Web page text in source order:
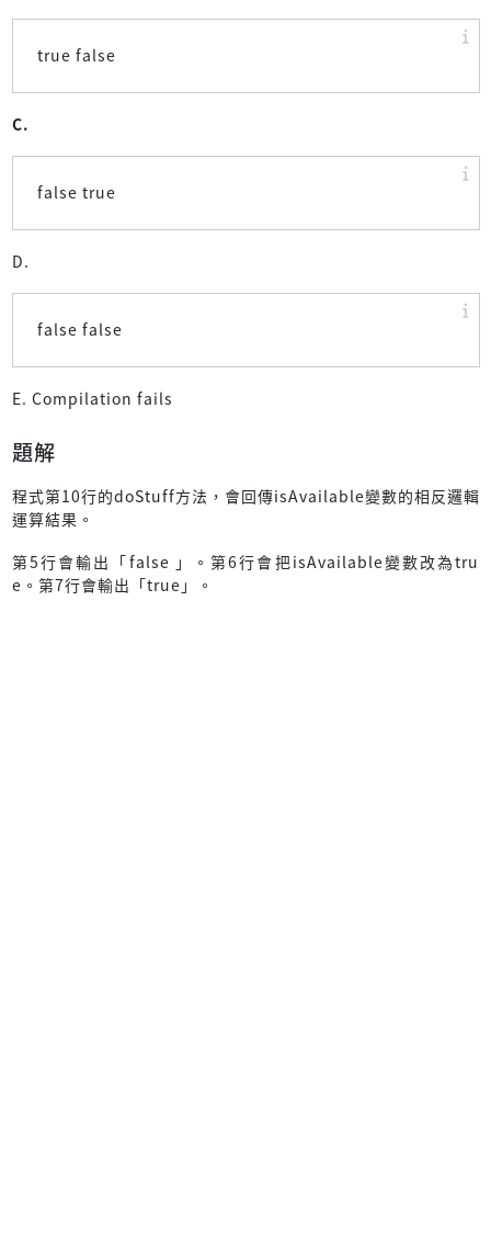
true false
C.
false true
D.
false false
E. Compilation fails
題解
程式第10行的doStuff方法，會回傳isAvailable變數的相反邏輯
運算結果。
第5行會輸出「false 」。第6行會把isAvailable變數改為tru
e。第7行會輸出「true」。